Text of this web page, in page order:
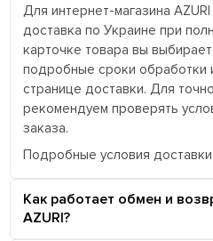
Для интернет-магазина
доставка по Украине при
карточке товара вы
подробные сроки обработки
странице доставки. Для
рекомендуем проверять
заказа.
Подробные условия доставки
Как работает обмен и
AZURI?